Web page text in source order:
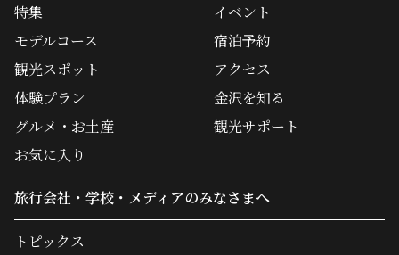
特集
モデルコース
観光スポット
体験プラン
グルメ・お土産
イベント
宿泊予約
アクセス
金沢を知る
観光サポート
お気に入り
旅行会社・学校・メディアのみなさまへ
トピックス